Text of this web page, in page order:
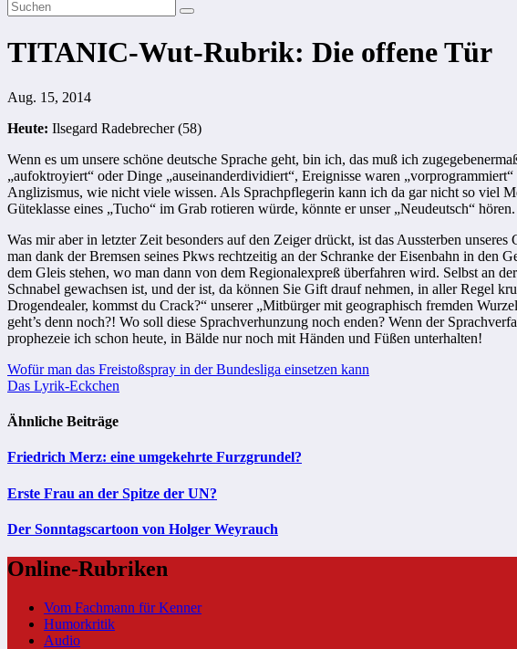
TITANIC-Wut-Rubrik: Die offene Tür
Aug. 15, 2014
Heute: Ilsegard Radebrecher (58)
Wenn es um unsere schöne deutsche Sprache geht, bin ich, das muß ich
„aufoktroyiert“ oder Dinge „auseinanderdividiert“, Ereignisse waren
Anglizismus, wie nicht viele wissen. Als Sprachpflegerin kann ich da gar nicht so viel
Güteklasse eines „Tucho“ im Grab rotieren würde, könnte er unser „Neudeutsch“
Was mir aber in letzter Zeit besonders auf den Zeiger drückt, ist das Aussterben
man dank der Bremsen seines Pkws rechtzeitig an der Schranke der Eisenbahn in
dem Gleis stehen, wo man dann von dem Regionalexpreß überfahren wird. Selbst an
Schnabel gewachsen ist, und der ist, da können Sie Gift drauf nehmen, in aller Regel
Drogendealer, kommst du Crack?“ unserer „Mitbürger mit geographisch fremden
geht’s denn noch?! Wo soll diese Sprachverhunzung noch enden? Wenn der
prophezeie ich schon heute, in Bälde nur noch mit Händen und Füßen unterhalten!
Beitragsnavigation
Wofür man das Freistoßspray in der Bundesliga einsetzen kann
Das Lyrik-Eckchen
Ähnliche Beiträge
Friedrich Merz: eine umgekehrte Furzgrundel?
Erste Frau an der Spitze der UN?
Der Sonntagscartoon von Holger Weyrauch
Online-Rubriken
Vom Fachmann für Kenner
Humorkritik
Audio